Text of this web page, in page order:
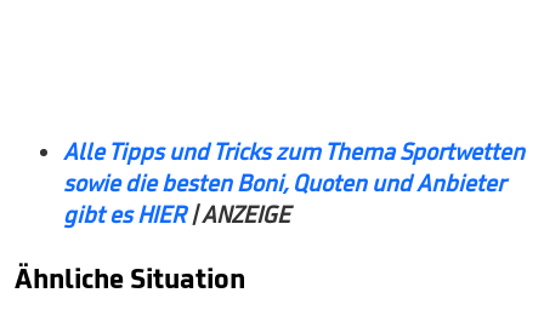
Alle Tipps und Tricks zum Thema Sportwetten
sowie die besten Boni, Quoten und Anbieter
gibt es HIER| ANZEIGE
Ähnliche Situation